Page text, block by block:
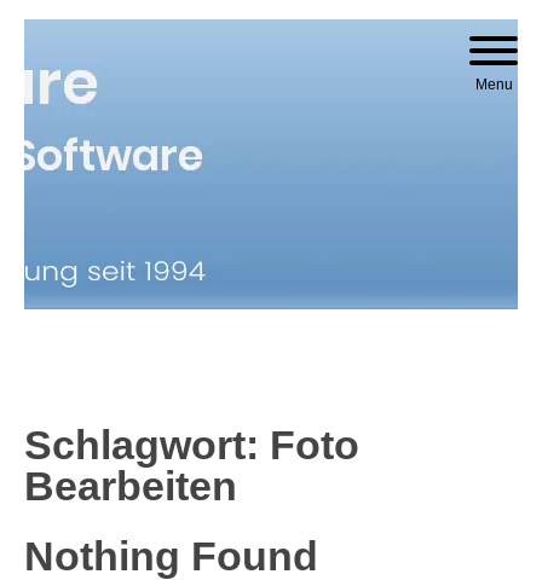
Menu
Schlagwort: Foto
Bearbeiten
Nothing Found